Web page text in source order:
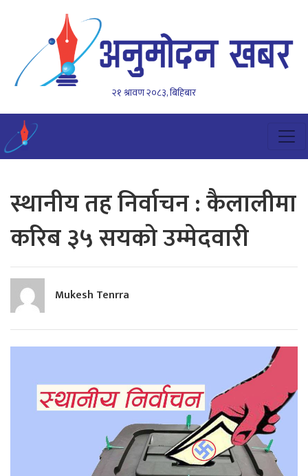
२१ श्रावण २०८३, बिहिबार
स्थानीय तह निर्वाचन : कैलालीमा
करिब ३५ सयको उम्मेदवारी
Mukesh Tenrra